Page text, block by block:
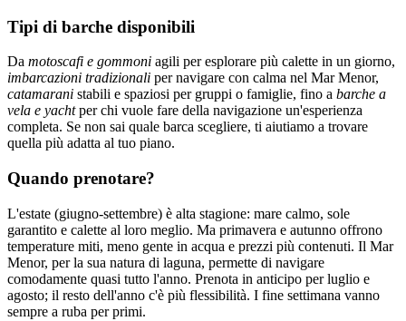
Tipi di barche disponibili
Da motoscafi e gommoni agili per esplorare più calette in un giorno,
imbarcazioni tradizionali per navigare con calma nel Mar Menor,
catamarani stabili e spaziosi per gruppi o famiglie, fino a barche a
vela e yachtper chi vuole fare della navigazione un'esperienza
completa. Se non sai quale barca scegliere, ti aiutiamo a trovare
quella più adatta al tuo piano.
Quando prenotare?
L'estate (giugno-settembre) è alta stagione: mare calmo, sole
garantito e calette al loro meglio. Ma primavera e autunno offrono
temperature miti, meno gente in acqua e prezzi più contenuti. Il Mar
Menor, per la sua natura di laguna, permette di navigare
comodamente quasi tutto l'anno. Prenota in anticipo per luglio e
agosto; il resto dell'anno c'è più flessibilità. I fine settimana vanno
sempre a ruba per primi.